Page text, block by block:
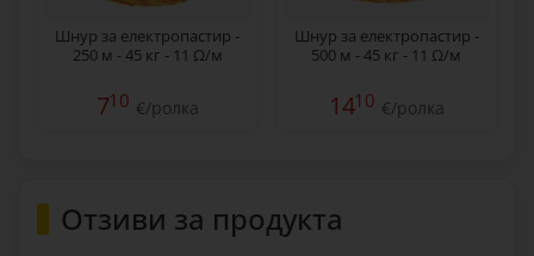
Шнур за електропастир -
250 м - 45 кг - 11 Ω/м
710 €/ролка
Шнур за електропастир -
500 м - 45 кг - 11 Ω/м
1410 €/ролка
Отзиви за продукта